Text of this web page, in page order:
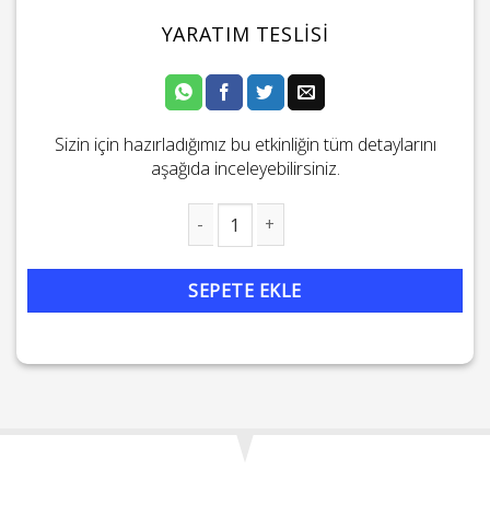
YARATIM TESLISI
Sizin için hazırladığımız bu etkinliğin tüm detaylarını
aşağıda inceleyebilirsiniz.
SEPETE EKLE